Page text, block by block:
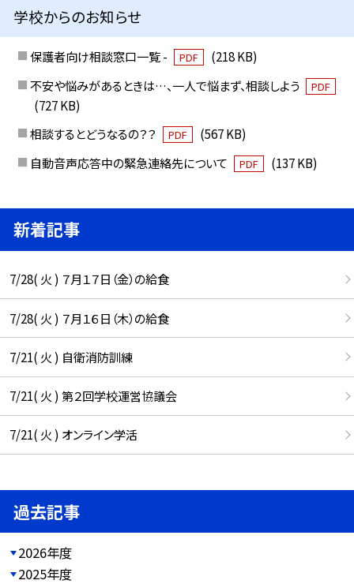
学校からのお知らせ
保護者向け相談窓口一覧 - PDF
(218 KB)
不安や悩みがあるときは…、一人で悩まず、相談しよう
PDF
(727 KB)
相談するとどうなるの？？
PDF
(567 KB)
自動音声応答中の緊急連絡先について
PDF (137 KB)
新着記事
7/28( 火 ) ７月１７日（金）の給食
7/28( 火 ) ７月１６日（木）の給食
7/21( 火 ) 自衛消防訓練
7/21( 火 ) 第２回学校運営協議会
7/21( 火 ) オンライン学活
過去記事
2026年度
2025年度